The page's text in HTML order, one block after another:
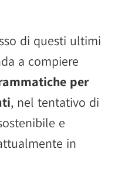
di questi ultimi
a compiere
per
, nel tentativo di
e
in